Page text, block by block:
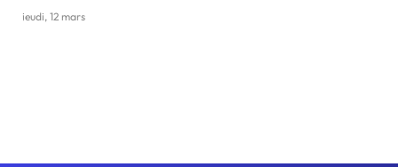
jeudi, 12 mars